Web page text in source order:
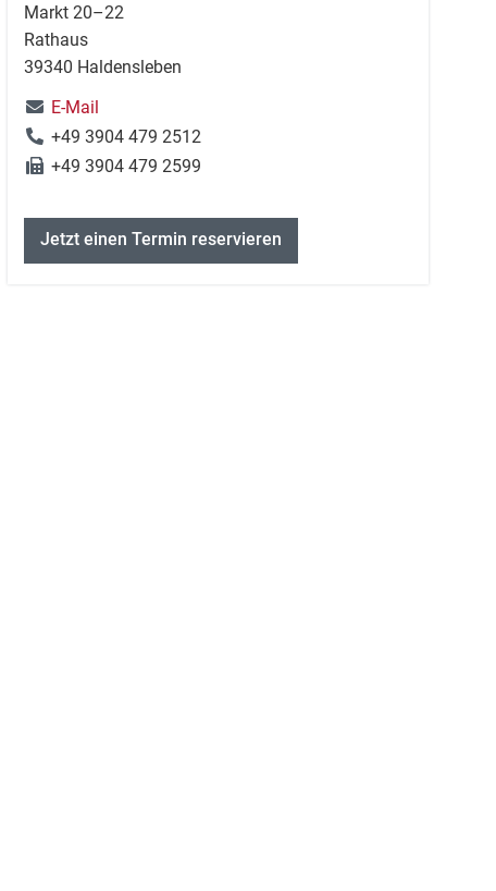
Markt 20–22
Rathaus
39340 Haldensleben
E-Mail
+49 3904 479 2512
+49 3904 479 2599
Jetzt einen Termin reservieren